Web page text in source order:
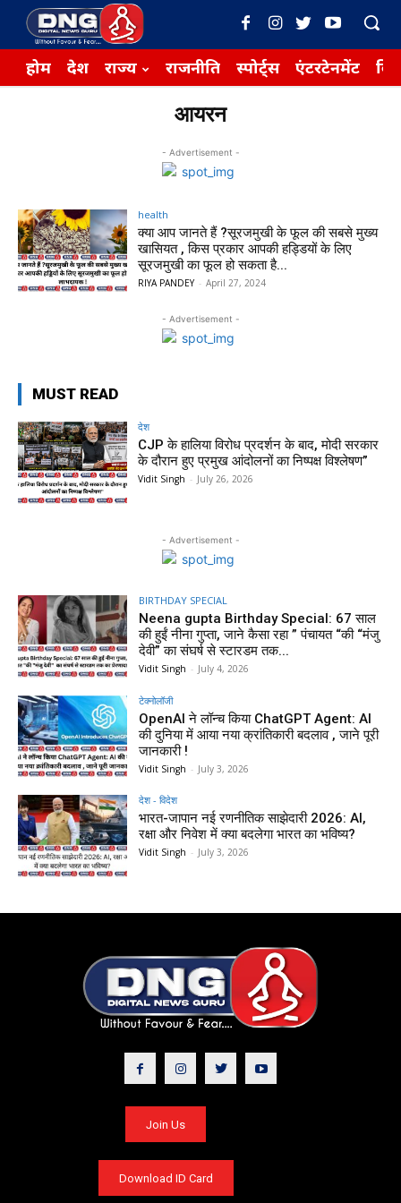
होम देश राज्य राजनीति स्पोर्ट्स एंटरटेनमेंट
आयरन
- Advertisement -
health
क्या आप जानते हैं ?सूरजमुखी के फूल की सबसे मुख्य
खासियत , किस प्रकार आपकी हड्डियों के लिए
सूरजमुखी का फूल हो सकता है...
RIYA PANDEY - April 27, 2024
- Advertisement -
MUST READ
देश
CJP के हालिया विरोध प्रदर्शन के बाद, मोदी सरकार
के दौरान हुए प्रमुख आंदोलनों का निष्पक्ष विश्लेषण”
Vidit Singh - July 26, 2026
- Advertisement -
BIRTHDAY SPECIAL
Neena gupta Birthday Special: 67 साल
की हुईं नीना गुप्ता, जाने कैसा रहा ” पंचायत “की “मंजु
देवी” का संघर्ष से स्टारडम तक...
Vidit Singh - July 4, 2026
टेक्नोलॉजी
OpenAI ने लॉन्च किया ChatGPT Agent: AI
की दुनिया में आया नया क्रांतिकारी बदलाव , जाने पूरी
जानकारी !
Vidit Singh - July 3, 2026
देश - विदेश
भारत-जापान नई रणनीतिक साझेदारी 2026: AI,
रक्षा और निवेश में क्या बदलेगा भारत का भविष्य?
Vidit Singh - July 3, 2026
Join Us
Download ID Card